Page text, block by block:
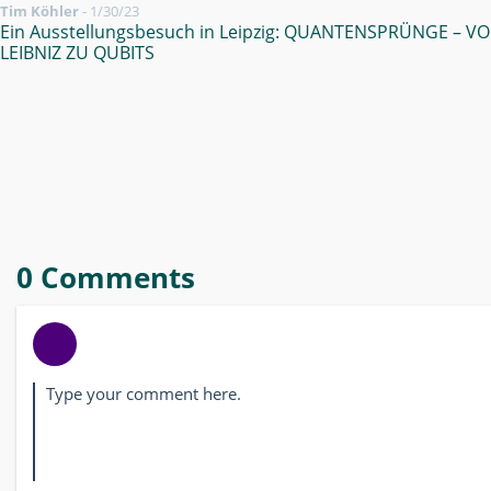
Tim Köhler- 1/30/23
Ein Ausstellungsbesuch in Leipzig: QUANTENSPRÜNGE –
LEIBNIZ ZU QUBITS
0 Comments